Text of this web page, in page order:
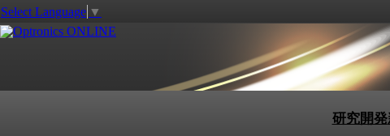
Select Language ▼
研究開発